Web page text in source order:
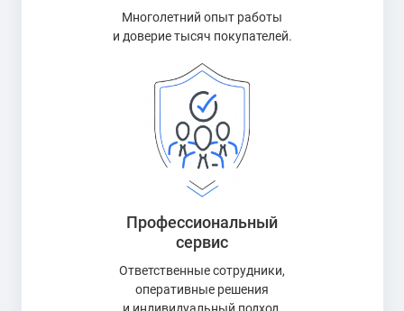
Многолетний опыт работы
и доверие тысяч покупателей.
Профессиональный
сервис
Ответственные сотрудники,
оперативные решения